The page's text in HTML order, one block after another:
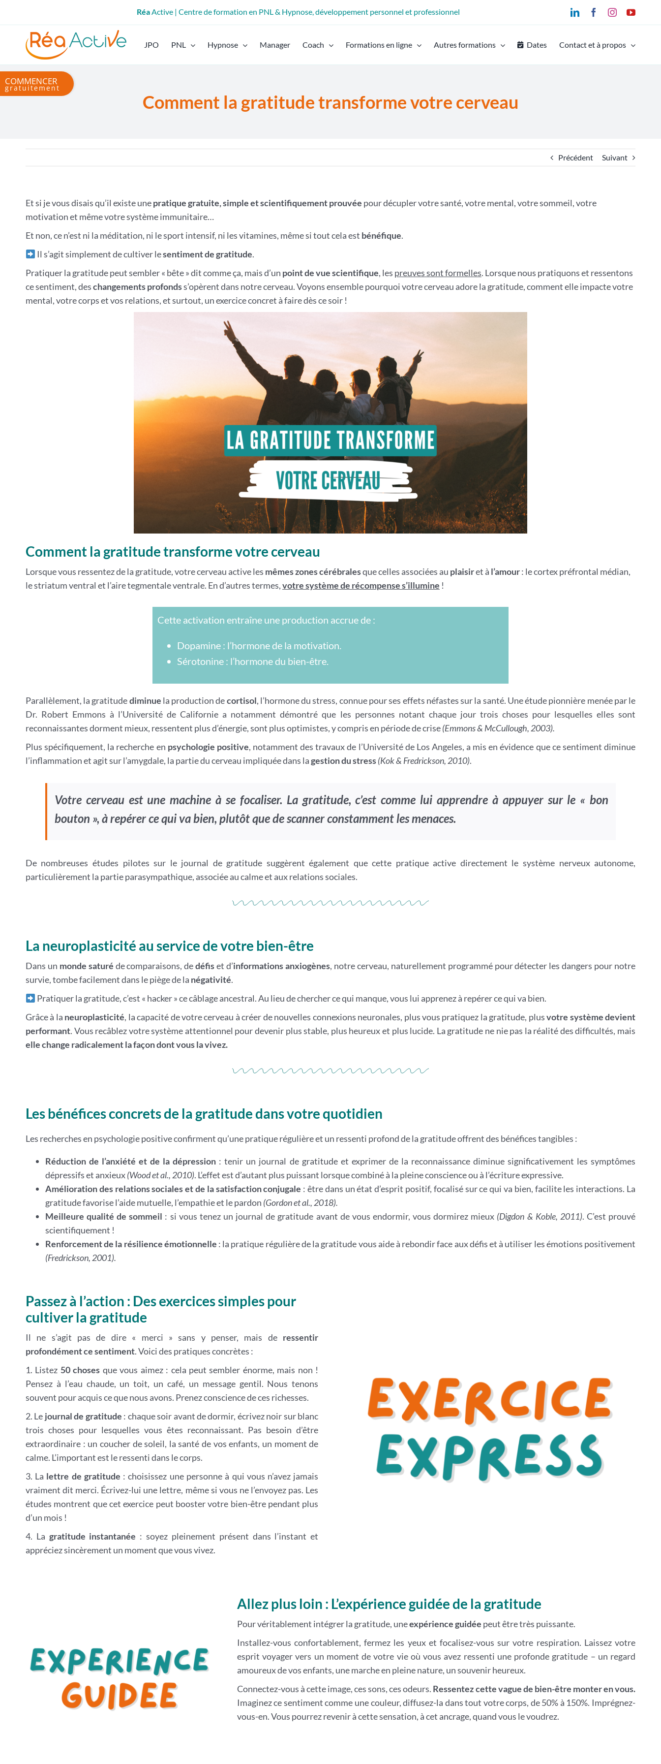
RéaActive | Centre de formation en PNL & Hypnose, développement personnel et professionnel LinkedInFacebookInstagram
JPO PNL Hypnose Manager Coach Formations en ligne Autres formations Dates Contact et à propos
Comment la gratitude transforme votre cerveau
Précédent Suivant
Et si je vous disais qu’il existe unepratique gratuite, simple et scientifiquement prouvée pour décupler votre santé, votre mental, votre sommeil, votre
motivation et même votre système immunitaire…
Et non, ce n’est ni la méditation, ni le sport intensif, ni les vitamines, même si tout cela est bénéfique.
Il s’agit simplement de cultiver lesentiment de gratitude.
Pratiquer la gratitude peut sembler « bête » dit comme ça, mais d’un point de vue scientifique, les preuves sont formelles. Lorsque nous pratiquons et ressentons
ce sentiment, deschangements profondss’opèrent dans notre cerveau. Voyons ensemble pourquoi votre cerveau adore la gratitude, comment elle impacte votre
mental, votre corps et vos relations, et surtout, un exercice concret à faire dès ce soir !
Comment la gratitude transforme votre cerveau
Lorsque vous ressentez de la gratitude, votre cerveau active les mêmes zones cérébralesque celles associées au plaisiret à l’amour: le cortex préfrontal médian,
le striatum ventral et l’aire tegmentale ventrale. En d’autres termes,votre système de récompense s’illumine !
Cette activation entraîne une production accrue de :
Dopamine : l’hormone de la motivation.
Sérotonine : l’hormone du bien-être.
Parallèlement, la gratitudediminue la production decortisol, l’hormone du stress, connue pour ses effets néfastes sur la santé. Une étude pionnière menée par le
Dr. Robert Emmons à l’Université de Californie a notamment démontré que les personnes notant chaque jour trois choses pour lesquelles elles sont
reconnaissantes dorment mieux, ressentent plus d’énergie, sont plus optimistes, y compris en période de crise(Emmons & McCullough, 2003).
Plus spécifiquement, la recherche en psychologie positive, notamment des travaux de l’Université de Los Angeles, a mis en évidence que ce sentiment diminue
l’inflammation et agit sur l’amygdale, la partie du cerveau impliquée dans lagestion du stress(Kok & Fredrickson, 2010).
Votre cerveau est une machine à se focaliser. La gratitude, c’est comme lui apprendre à appuyer sur le « bon
bouton », à repérer ce qui va bien, plutôt que de scanner constamment les menaces.
De nombreuses études pilotes sur le journal de gratitude suggèrent également que cette pratique active directement le système nerveux autonome,
particulièrement la partie parasympathique, associée au calme et aux relations sociales.
La neuroplasticité au service de votre bien-être
Dans un monde saturé de comparaisons, dedéfiset d’informations anxiogènes, notre cerveau, naturellement programmé pour détecter les dangers pour notre
survie, tombe facilement dans le piège de la négativité.
Pratiquer la gratitude, c’est « hacker » ce câblage ancestral. Au lieu de chercher ce qui manque, vous lui apprenez à repérer ce qui va bien.
Grâce à la neuroplasticité, la capacité de votre cerveau à créer de nouvelles connexions neuronales, plus vous pratiquez la gratitude, plusvotre système devient
performant. Vous recâblez votre système attentionnel pour devenir plus stable, plus heureux et plus lucide. La gratitude ne nie pas la réalité des difficultés, mais
elle change radicalement la façon dont vous la vivez.
Les bénéfices concrets de la gratitude dans votre quotidien
Les recherches en psychologie positive confirment qu’une pratique régulière et un ressenti profond de la gratitude offrent des bénéfices tangibles :
Réduction de l’anxiété et de la dépression : tenir un journal de gratitude et exprimer de la reconnaissance diminue significativement les symptômes
dépressifs et anxieux(Wood et al., 2010). L’effet est d’autant plus puissant lorsque combiné à la pleine conscience ou à l’écriture expressive.
Amélioration des relations sociales et de la satisfaction conjugale : être dans un état d’esprit positif, focalisé sur ce qui va bien, facilite les interactions. La
gratitude favorise l’aide mutuelle, l’empathie et le pardon (Gordon et al., 2018).
Meilleure qualité de sommeil : si vous tenez un journal de gratitude avant de vous endormir, vous dormirez mieux (Digdon & Koble, 2011). C’est prouvé
scientifiquement !
Renforcement de la résilience émotionnelle : la pratique régulière de la gratitude vous aide à rebondir face aux défis et à utiliser les émotions positivement
(Fredrickson, 2001).
Passez à l’action : Des exercices simples pour
cultiver la gratitude
Il ne s’agit pas de dire « merci » sans y penser, mais de ressentir
profondément ce sentiment. Voici des pratiques concrètes :
1. Listez 50 choses que vous aimez : cela peut sembler énorme, mais non !
Pensez à l’eau chaude, un toit, un café, un message gentil. Nous tenons
souvent pour acquis ce que nous avons. Prenez conscience de ces richesses.
2. Le journal de gratitude : chaque soir avant de dormir, écrivez noir sur blanc
trois choses pour lesquelles vous êtes reconnaissant. Pas besoin d’être
extraordinaire : un coucher de soleil, la santé de vos enfants, un moment de
calme. L’important est le ressenti dans le corps.
3. La lettre de gratitude : choisissez une personne à qui vous n’avez jamais
vraiment dit merci. Écrivez-lui une lettre, même si vous ne l’envoyez pas. Les
études montrent que cet exercice peut booster votre bien-être pendant plus
d’un mois !
4. La gratitude instantanée : soyez pleinement présent dans l’instant et
appréciez sincèrement un moment que vous vivez.
Allez plus loin : L’expérience guidée de la gratitude
Pour véritablement intégrer la gratitude, uneexpérience guidée peut être très puissante.
Installez-vous confortablement, fermez les yeux et focalisez-vous sur votre respiration. Laissez votre
esprit voyager vers un moment de votre vie où vous avez ressenti une profonde gratitude – un regard
amoureux de vos enfants, une marche en pleine nature, un souvenir heureux.
Connectez-vous à cette image, ces sons, ces odeurs. Ressentez cette vague de bien-être monter en vous.
Imaginez ce sentiment comme une couleur, diffusez-la dans tout votre corps, de 50% à 150%. Imprégnez-
vous-en. Vous pourrez revenir à cette sensation, à cet ancrage, quand vous le voudrez.
Bascule
de